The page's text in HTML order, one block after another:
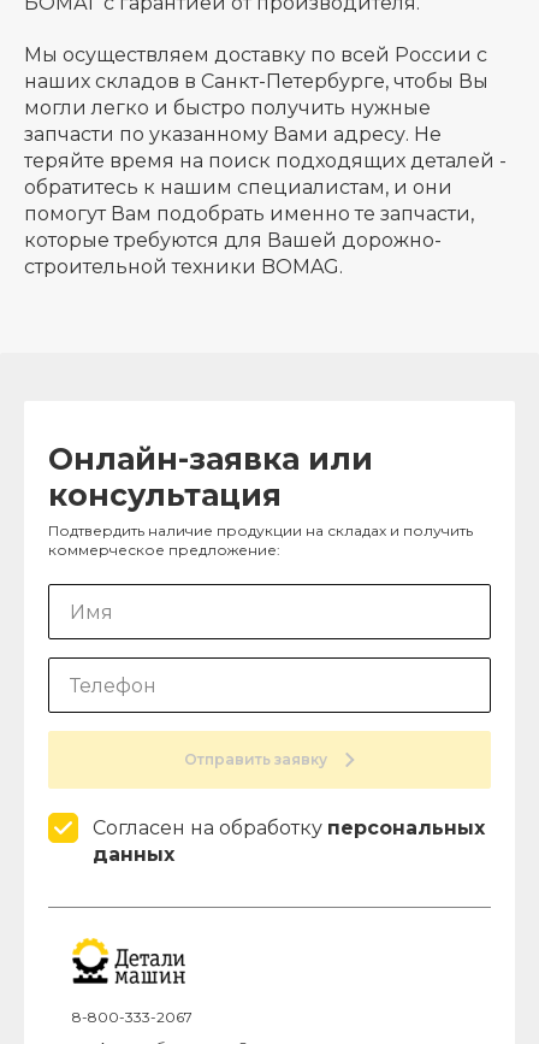
Мы осуществляем доставку по всей России с
наших складов в Санкт-Петербурге, чтобы Вы
могли легко и быстро получить нужные
запчасти по указанному Вами адресу. Не
теряйте время на поиск подходящих деталей -
обратитесь к нашим специалистам, и они
помогут Вам подобрать именно те запчасти,
которые требуются для Вашей дорожно-
строительной техники BOMAG.
Онлайн-заявка или
консультация
Подтвердить наличие продукции на складах и получить
коммерческое предложение:
Отправить заявку
Согласен на обработку персональных
данных
8-800-333-2067